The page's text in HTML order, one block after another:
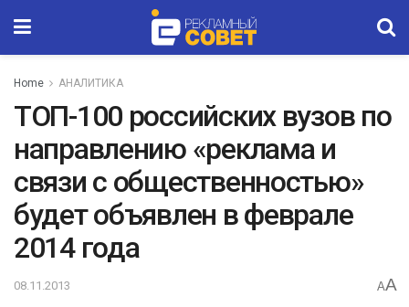
Home АНАЛИТИКА
ТОП-100 российских вузов по
направлению «реклама и
связи с общественностью»
будет объявлен в феврале
2014 года
08.11.2013 AA